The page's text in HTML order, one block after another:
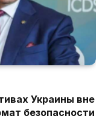
Украины вне
безопасности